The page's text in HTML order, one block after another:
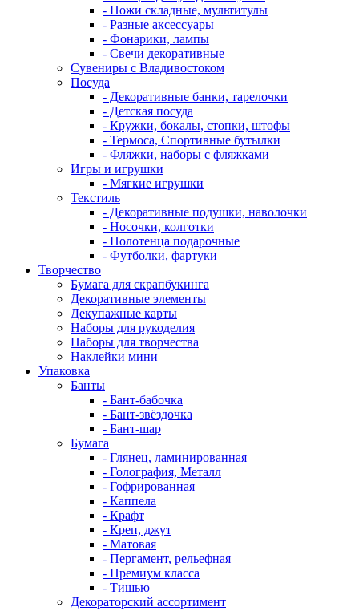
- Ножи складные, мультитулы
- Разные аксессуары
- Фонарики, лампы
- Свечи декоративные
Сувениры с Владивостоком
Посуда
- Декоративные банки, тарелочки
- Детская посуда
- Кружки, бокалы, стопки, штофы
- Термоса, Спортивные бутылки
- Фляжки, наборы с фляжками
Игры и игрушки
- Мягкие игрушки
Текстиль
- Декоративные подушки, наволочки
- Носочки, колготки
- Полотенца подарочные
- Футболки, фартуки
Творчество
Бумага для скрапбукинга
Декоративные элементы
Декупажные карты
Наборы для рукоделия
Наборы для творчества
Наклейки мини
Упаковка
Банты
- Бант-бабочка
- Бант-звёздочка
- Бант-шар
Бумага
- Глянец, ламинированная
- Голография, Металл
- Гофрированная
- Каппела
- Крафт
- Креп, джут
- Матовая
- Пергамент, рельефная
- Премиум класса
- Тишью
Декораторский ассортимент